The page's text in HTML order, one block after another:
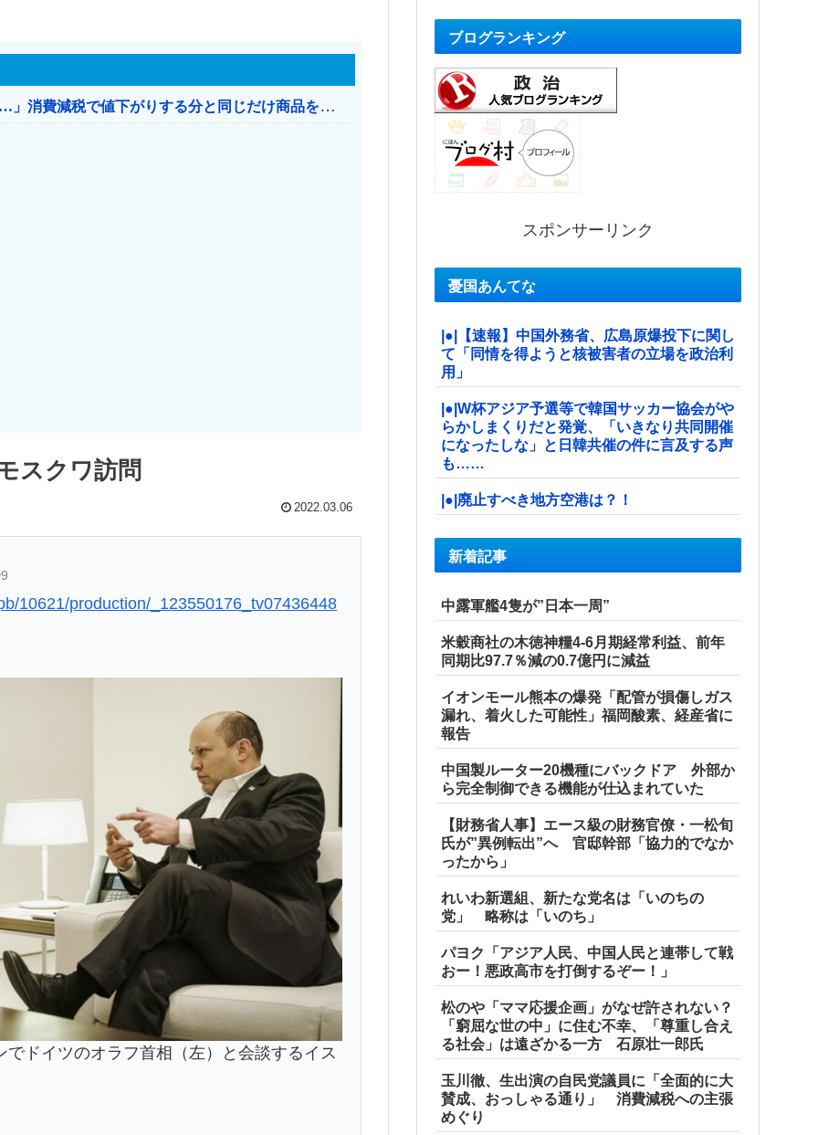
【消費税率1％】 「下げるのが筋なんですけど…」消費減税で値下がりする分と同じだけ商品を値上げして店頭価格を変えない店も
スクワ訪問
2022.03.06
10621/production/_123550176_tv07436448
ドイツのオラフ首相（左）と会談するイス
ブログランキング
スポンサーリンク
憂国あんてな
|●|【速報】中国外務省、広島原爆投下に関し
て「同情を得ようと核被害者の立場を政治利
用」
|●|W杯アジア予選等で韓国サッカー協会がや
らかしまくりだと発覚、「いきなり共同開催
になったしな」と日韓共催の件に言及する声
も……
|●|廃止すべき地方空港は？！
新着記事
中露軍艦4隻が”日本一周”
米穀商社の木徳神糧4-6月期経常利益、前年
同期比97.7％減の0.7億円に減益
イオンモール熊本の爆発「配管が損傷しガス
漏れ、着火した可能性」福岡酸素、経産省に
報告
中国製ルーター20機種にバックドア 外部か
ら完全制御できる機能が仕込まれていた
【財務省人事】エース級の財務官僚・一松旬
氏が”異例転出”へ 官邸幹部「協力的でなか
ったから」
れいわ新選組、新たな党名は「いのちの
党」 略称は「いのち」
パヨク「アジア人民、中国人民と連帯して戦
おー！悪政高市を打倒するぞー！」
松のや「ママ応援企画」がなぜ許されない？
「窮屈な世の中」に住む不幸、「尊重し合え
る社会」は遠ざかる一方 石原壮一郎氏
玉川徹、生出演の自民党議員に「全面的に大
賛成、おっしゃる通り」 消費減税への主張
めぐり